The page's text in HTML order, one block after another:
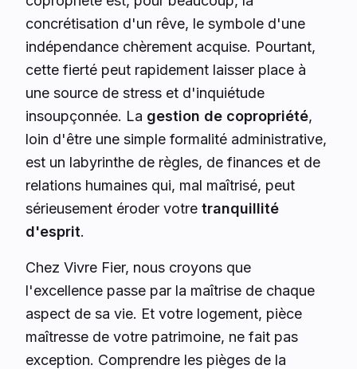
concrétisation d'un rêve, le symbole d'une
indépendance chèrement acquise. Pourtant,
cette fierté peut rapidement laisser place à
une source de stress et d'inquiétude
insoupçonnée. La gestion de copropriété,
loin d'être une simple formalité administrative,
est un labyrinthe de règles, de finances et de
relations humaines qui, mal maîtrisé, peut
sérieusement éroder votre tranquillité
d'esprit.
Chez Vivre Fier, nous croyons que
l'excellence passe par la maîtrise de chaque
aspect de sa vie. Et votre logement, pièce
maîtresse de votre patrimoine, ne fait pas
exception. Comprendre les pièges de la